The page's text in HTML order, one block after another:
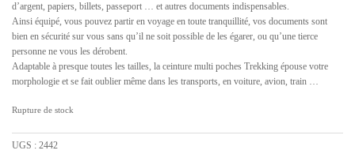
d’argent, papiers, billets, passeport … et autres documents indispensables.
Ainsi équipé, vous pouvez partir en voyage en toute tranquillité, vos documents sont
bien en sécurité sur vous sans qu’il ne soit possible de les égarer, ou qu’une tierce
personne ne vous les dérobent.
Adaptable à presque toutes les tailles, la ceinture multi poches Trekking épouse votre
morphologie et se fait oublier même dans les transports, en voiture, avion, train …
Rupture de stock
UGS : 2442